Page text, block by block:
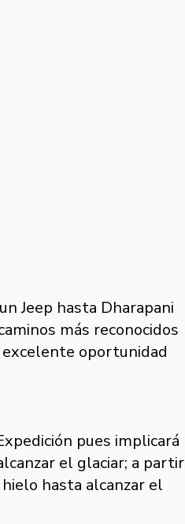
Jeep hasta Dharapani
más reconocidos
oportunidad
pues implicará
el glaciar; a partir
hasta alcanzar el